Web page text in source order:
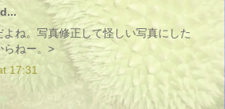
よね。写真修正して怪しい写真にした
らねー。>
17:31